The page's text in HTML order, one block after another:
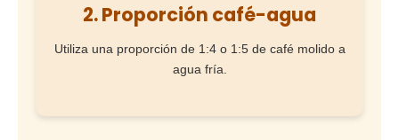
2. Proporción café-agua
Utiliza una proporción de 1:4 o 1:5 de café molido a
agua fría.